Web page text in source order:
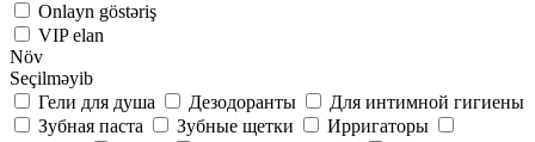
Onlayn göstəriş
VIP elan
Növ
Seçilməyib
Гели для душа
Дезодоранты
Для интимной гигиены
Зубная паста
Зубные щетки
Ирригаторы